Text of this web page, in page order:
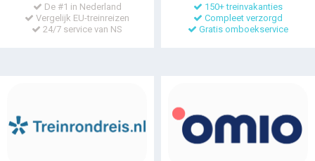
De #1 in Nederland
Vergelijk EU-treinreizen
24/7 service van NS
150+ treinvakanties
Compleet verzorgd
Gratis omboekservice